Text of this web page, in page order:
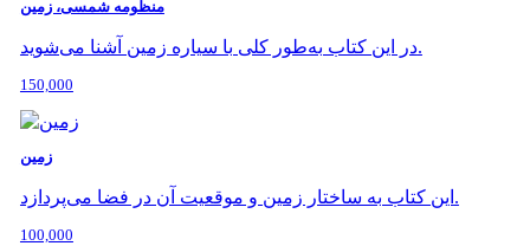
منظومه شمسی، زمین
در این کتاب به‌طور کلی با سیاره زمین آشنا می‌شوید.
150,000
زمین
این کتاب به ساختار زمین و موقعیت آن در فضا می‌پردازد.
100,000